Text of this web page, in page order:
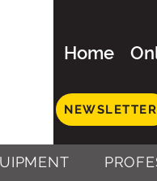
Home
NEWSLETTER